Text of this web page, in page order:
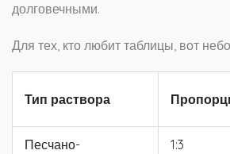
долговечными.
Для тех, кто любит таблицы, вот
Тип раствора
Песчано-
1:3